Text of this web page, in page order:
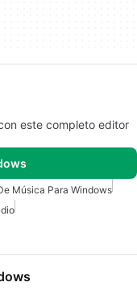
este completo editor
Música Para Windows